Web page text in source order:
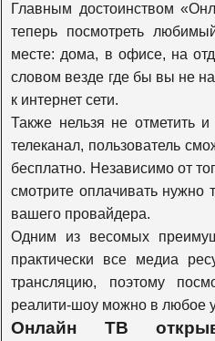
History
Наука 2.0
Т24
Оружие
Живая планета
Главным достоинством
теперь посмотреть
месте: дома, в офисе, на
словом везде где бы вы не
к интернет сети.
Также нельзя не отметить
телеканал, пользователь
бесплатно. Независимо от
смотрите оплачивать нужно
вашего провайдера.
Одним из весомых
практически все медиа
трансляцию, поэтому
реалити-шоу можно в любое
Онлайн ТВ